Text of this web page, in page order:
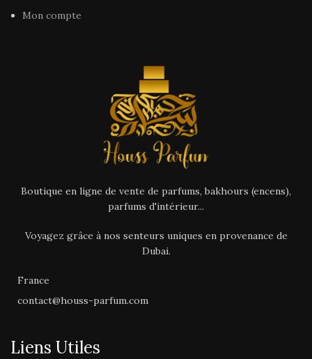
Mon compte
Boutique en ligne de vente de parfums, bakhours (encens),
parfums d'intérieur...
Voyagez grâce à nos senteurs uniques en provenance de
Dubai.
France
contact@houss-parfum.com
Liens Utiles